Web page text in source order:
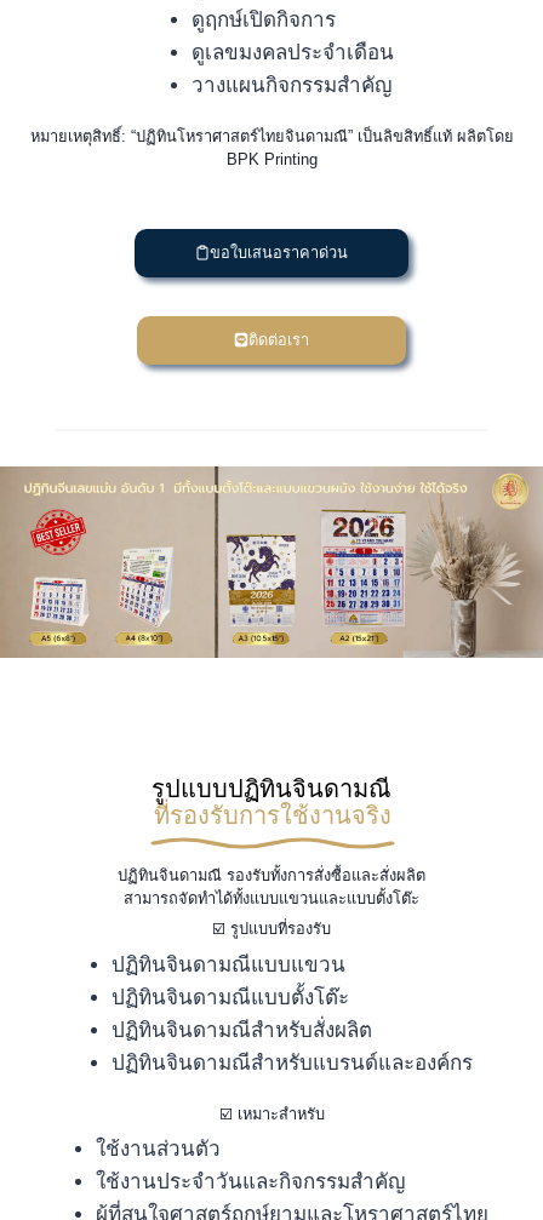
ดูฤกษ์เปิดกิจการ
ดูเลขมงคลประจำเดือน
วางแผนกิจกรรมสำคัญ
หมายเหตุสิทธิ์: “ปฏิทินโหราศาสตร์ไทยจินดามณี” เป็นลิขสิทธิ์แท้ ผลิตโดย
BPK Printing
ขอใบเสนอราคาด่วน
ติดต่อเรา
รูปแบบปฏิทินจินดามณี
ที่รองรับการใช้งานจริง
ปฏิทินจินดามณี รองรับทั้งการสั่งซื้อและสั่งผลิต
สามารถจัดทำได้ทั้งแบบแขวนและแบบตั้งโต๊ะ
☑️ รูปแบบที่รองรับ
ปฏิทินจินดามณีแบบแขวน
ปฏิทินจินดามณีแบบตั้งโต๊ะ
ปฏิทินจินดามณีสำหรับสั่งผลิต
ปฏิทินจินดามณีสำหรับแบรนด์และองค์กร
☑️ เหมาะสำหรับ
ใช้งานส่วนตัว
ใช้งานประจำวันและกิจกรรมสำคัญ
ผู้ที่สนใจศาสตร์ฤกษ์ยามและโหราศาสตร์ไทย